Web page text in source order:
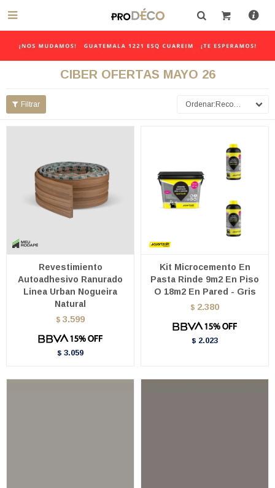

CIBER OFERTAS MAYO 26
Recomendados
Revestimiento
Autoadhesivo Ranurado
Linea Urban Nogueira
Natural
$ 3.599
$ 3.059
Kit Microcemento En
Pasta Rinde 9m2 En Piso
O 18m2 En Pared - Gris
$ 2.380
$ 2.023